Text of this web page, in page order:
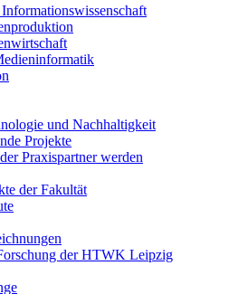
und Nachhaltigkeit
Projekte
Praxispartner werden
der Fakultät
der HTWK Leipzig